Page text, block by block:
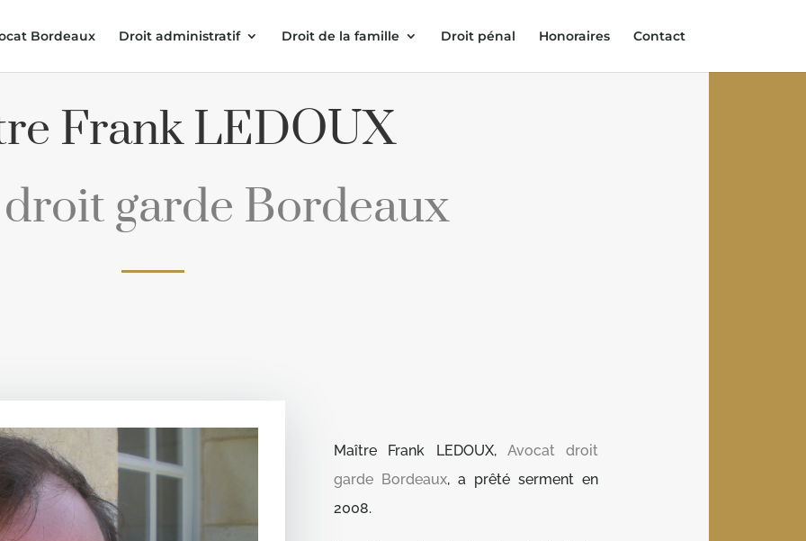
Bordeaux Droit administratif Droit de la famille Droit pénal Honoraires Contact
Frank LEDOUX
garde Bordeaux
Maître Frank LEDOUX, Avocat droit
garde Bordeaux, a prêté serment en
2008.